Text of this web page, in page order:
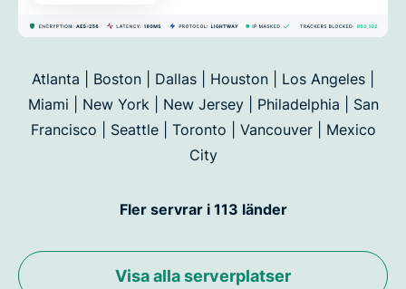
Atlanta | Boston | Dallas | Houston | Los Angeles |
Miami | New York | New Jersey | Philadelphia | San
Francisco | Seattle | Toronto | Vancouver | Mexico
City
Fler servrar i 113 länder
Visa alla serverplatser